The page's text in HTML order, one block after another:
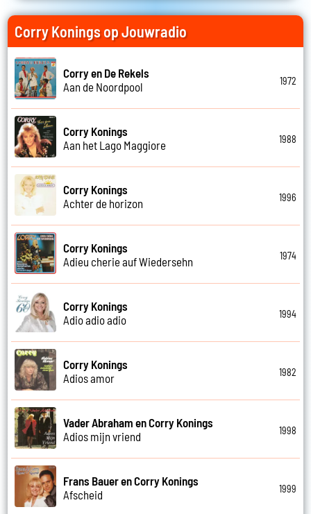
Corry Konings op Jouwradio
Corry en De Rekels
Aan de Noordpool
1972
Corry Konings
Aan het Lago Maggiore
1988
Corry Konings
Achter de horizon
1996
Corry Konings
Adieu cherie auf Wiedersehn
1974
Corry Konings
Adio adio adio
1994
Corry Konings
Adios amor
1982
Vader Abraham en Corry Konings
Adios mijn vriend
1998
Frans Bauer en Corry Konings
Afscheid
1999